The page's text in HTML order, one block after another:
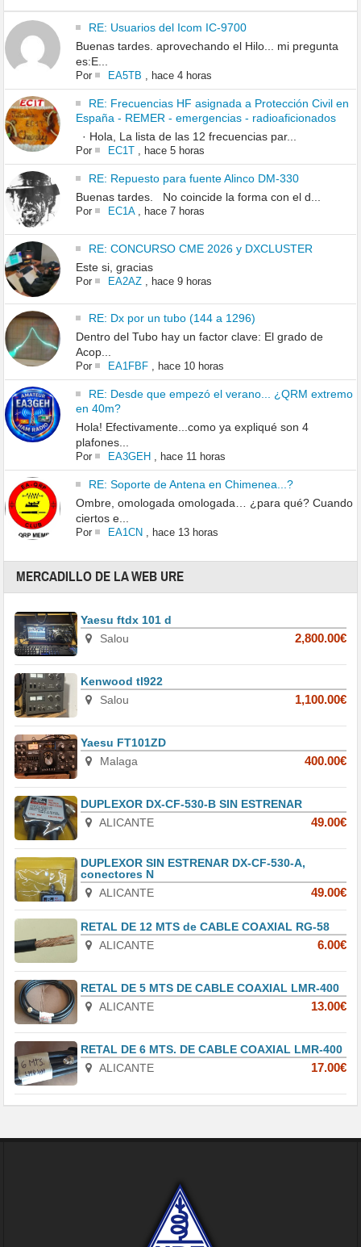
RE: Usuarios del Icom IC-9700
Buenas tardes. aprovechando el Hilo... mi pregunta
es:E...
Por EA5TB hace 4 horas
RE: Frecuencias HF asignada a Protección Civil en
España - REMER - emergencias - radioaficionados
· Hola, La lista de las 12 frecuencias par...
Por EC1T, hace 5 horas
RE: Repuesto para fuente Alinco DM-330
Buenas tardes. No coincide la forma con el d...
Por EC1A, hace 7 horas
RE: CONCURSO CME 2026 y DXCLUSTER
Este si, gracias
Por EA2AZ, hace 9 horas
RE: Dx por un tubo (144 a 1296)
Dentro del Tubo hay un factor clave: El grado de
Acop...
Por EA1FBF, hace 10 horas
RE: Desde que empezó el verano... ¿QRM extremo
en 40m?
Hola! Efectivamente...como ya expliqué son 4
plafones...
Por EA3GEH , hace 11 horas
RE: Soporte de Antena en Chimenea...?
Ombre, omologada omologada… ¿para qué? Cuando
ciertos e...
Por EA1CN , hace 13 horas
MERCADILLO DE LA WEB URE
Yaesu ftdx 101 d
Salou
2,800.00€
Kenwood tl922
Salou
1,100.00€
Yaesu FT101ZD
Malaga
400.00€
DUPLEXOR DX-CF-530-B SIN ESTRENAR
ALICANTE
49.00€
DUPLEXOR SIN ESTRENAR DX-CF-530-A,
conectores N
ALICANTE
49.00€
RETAL DE 12 MTS de CABLE COAXIAL RG-58
ALICANTE
6.00€
RETAL DE 5 MTS DE CABLE COAXIAL LMR-400
ALICANTE
13.00€
RETAL DE 6 MTS. DE CABLE COAXIAL LMR-400
ALICANTE
17.00€